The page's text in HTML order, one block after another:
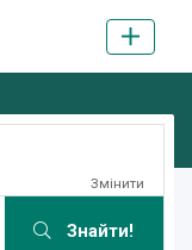
Змінити
Знайти!